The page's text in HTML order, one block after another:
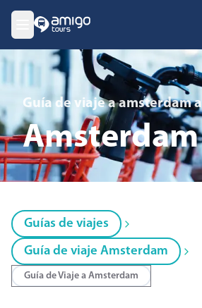
Guía de viaje a amsterdam a
Amsterdam
Guías de viajes
Guía de viaje Amsterdam
Guía de Viaje a Amsterdam